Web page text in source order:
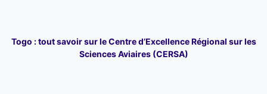
Togo : tout savoir sur le Centre d’Excellence Régional sur les
Sciences Aviaires (CERSA)